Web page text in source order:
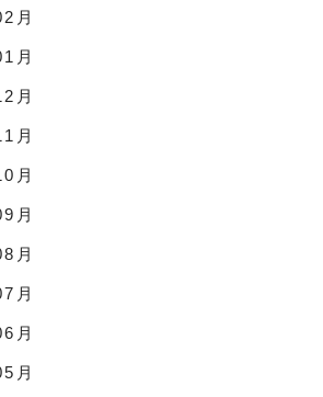
月
月
月
月
月
月
月
月
月
月